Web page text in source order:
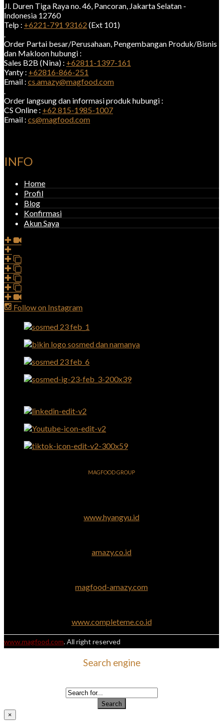
Jl. Duren Tiga Raya no. 46, Pancoran, Jakarta Selatan -
Indonesia 12760
Telp : +6221-791 93162 (Ext 101)
.
Order Partai besar/Perusahaan, Pengembangan Produk/Bisnis
dan Makloon hubungi :
Sales B2B (Nina) : +62811-1397-161
Yanty : +62816-866-251
Email : cs.amazy@magfood.com
.
Order langsung dan informasi produk hubungi :
CS Online : +62 815-1985-1007
Email : cs@magfood.com
INFO
Home
Profil
Blog
Konfirmasi
Akun Saya
Follow on Instagram
MAGFOOD GROUP
www.hyangyu.id
amazy.co.id
magfood-amazy.com
www.completeme.co.id
www.magfood.com. All right reserved
Search engine
Search
×